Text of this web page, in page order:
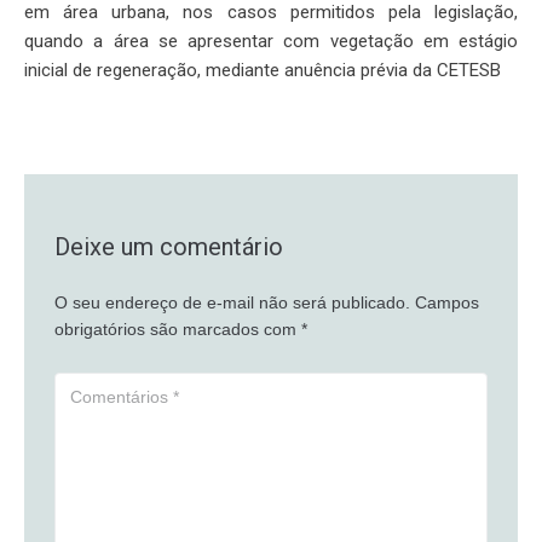
em área urbana, nos casos permitidos pela legislação,
quando a área se apresentar com vegetação em estágio
inicial de regeneração, mediante anuência prévia da CETESB
Deixe um comentário
O seu endereço de e-mail não será publicado. Campos
obrigatórios são marcados com *